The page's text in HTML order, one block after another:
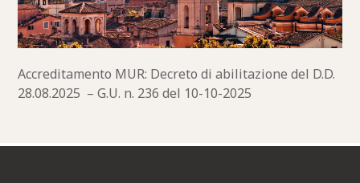
Accreditamento MUR: Decreto di abilitazione del D.D.
28.08.2025 – G.U. n. 236 del 10-10-2025